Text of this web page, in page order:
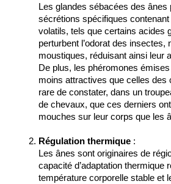
Les glandes sébacées des ânes
sécrétions spécifiques
volatils, tels que certains acides
perturbent l’odorat des insectes,
moustiques, réduisant ainsi leur
De plus, les phéromones
moins attractives que celles des
rare de constater, dans un
de chevaux, que ces derniers
mouches sur leur corps que les
Régulation thermique :
Les ânes sont originaires de
capacité d’adaptation thermique
température corporelle stable et